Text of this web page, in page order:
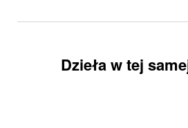
Dzieła w tej